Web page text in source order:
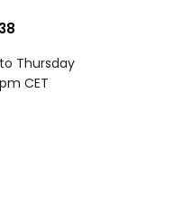
Thursday
CET